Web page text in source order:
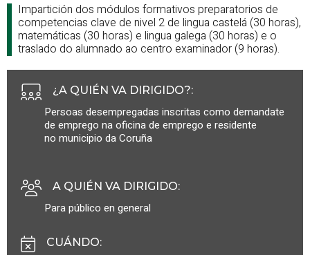
Impartición dos módulos formativos preparatorios de
competencias clave de nivel 2 de lingua castelá (30 horas),
matemáticas (30 horas) e lingua galega (30 horas) e o
traslado do alumnado ao centro examinador (9 horas).
¿A QUIÉN VA DIRIGIDO?:
Persoas desempregadas inscritas como demandate
de emprego na oficina de emprego e residente
no municipio da Coruña
A QUIÉN VA DIRIGIDO:
Para público en general
CUÁNDO: